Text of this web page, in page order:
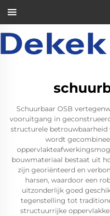
Schuurbaar OSB
vooruitgang in
structurele betrouwbaarheid
wordt
bouwmateriaal bestaat uit
zijn georiënteerd en
harsen, waardoor een
uitzonderlijk goed
tegenstelling tot
structuurrijke